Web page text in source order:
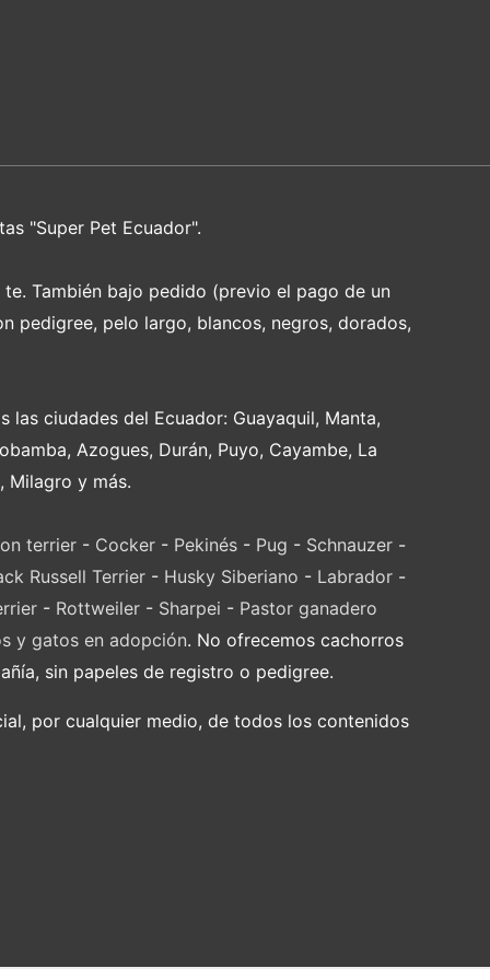
"Super Pet Ecuador".
También bajo pedido (previo el pago de un
pedigree, pelo largo, blancos, negros, dorados,
ciudades del Ecuador: Guayaquil, Manta,
Azogues, Durán, Puyo, Cayambe, La
Milagro y más.
terrier - Cocker - Pekinés - Pug - Schnauzer -
Russell Terrier- Husky Siberiano - Labrador-
- Rottweiler- Sharpei - Pastor ganadero
y gatos en adopción. No ofrecemos cachorros
sin papeles de registro o pedigree.
por cualquier medio, de todos los contenidos